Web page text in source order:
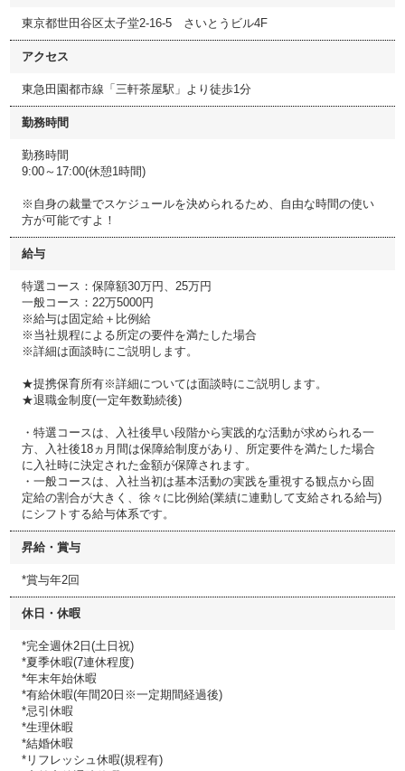
東京都世田谷区太子堂2-16-5 さいとうビル4F
アクセス
東急田園都市線「三軒茶屋駅」より徒歩1分
勤務時間
勤務時間
9:00～17:00(休憩1時間)
※自身の裁量でスケジュールを決められるため、自由な時間の使い
方が可能ですよ！
給与
特選コース：保障額30万円、25万円
一般コース：22万5000円
※給与は固定給＋比例給
※当社規程による所定の要件を満たした場合
※詳細は面談時にご説明します。
★提携保育所有※詳細については面談時にご説明します。
★退職金制度(一定年数勤続後)
・特選コースは、入社後早い段階から実践的な活動が求められる一
方、入社後18ヵ月間は保障給制度があり、所定要件を満たした場合
に入社時に決定された金額が保障されます。
・一般コースは、入社当初は基本活動の実践を重視する観点から固
定給の割合が大きく、徐々に比例給(業績に連動して支給される給与)
にシフトする給与体系です。
昇給・賞与
*賞与年2回
休日・休暇
*完全週休2日(土日祝)
*夏季休暇(7連休程度)
*年末年始休暇
*有給休暇(年間20日※一定期間経過後)
*忌引休暇
*生理休暇
*結婚休暇
*リフレッシュ休暇(規程有)